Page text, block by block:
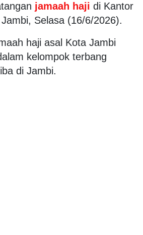
jamaah haji di Kantor
Selasa (16/6/2026).
haji asal Kota Jambi
kelompok terbang
di Jambi.